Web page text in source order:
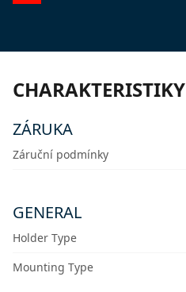
CHARAKTERISTIKY
ZÁRUKA
Záruční podmínky
GENERAL
Holder Type
Mounting Type